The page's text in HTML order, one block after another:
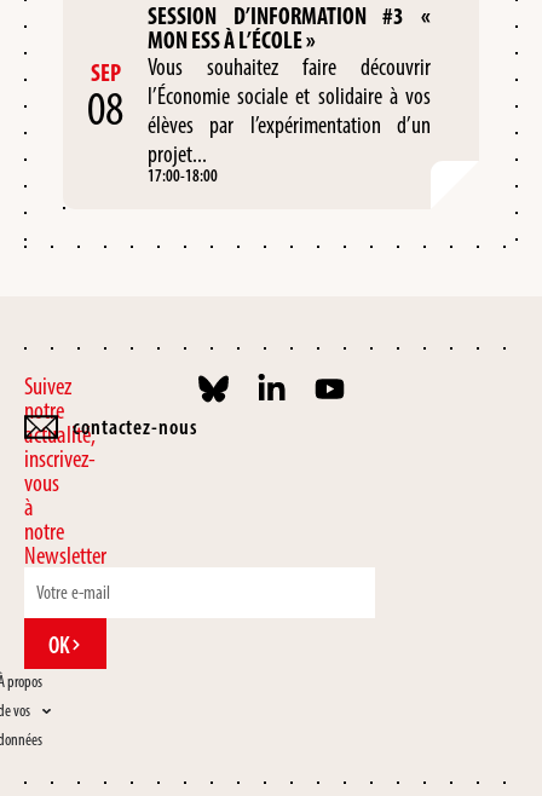
SEP
08
SESSION D’INFORMATION #3 «
MON ESS À L’ÉCOLE »
Vous souhaitez faire découvrir
l’Économie sociale et solidaire à vos
élèves par l’expérimentation d’un
projet...
17:00-18:00
Suivez
notre
actualité,
inscrivez-
vous
à
notre
Newsletter
OK
propos
vos
contactez-nous